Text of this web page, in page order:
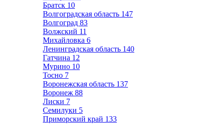
Братск 10
Волгоградская область 147
Волгоград 83
Волжский 11
Михайловка 6
Ленинградская область 140
Гатчина 12
Мурино 10
Тосно 7
Воронежская область 137
Воронеж 88
Лиски 7
Семилуки 5
Приморский край 133